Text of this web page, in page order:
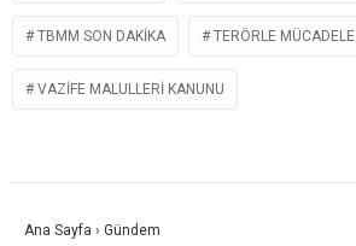
TBMM SON DAKIKA TERÖRLE
VAZIFE MALULLERI KANUNU
Ana Sayfa › Gündem